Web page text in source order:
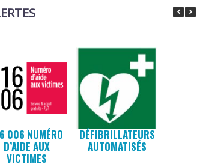
006 NUMÉRO
D’AIDE AUX
VICTIMES
DÉFIBRILLATEURS
AUTOMATISÉS